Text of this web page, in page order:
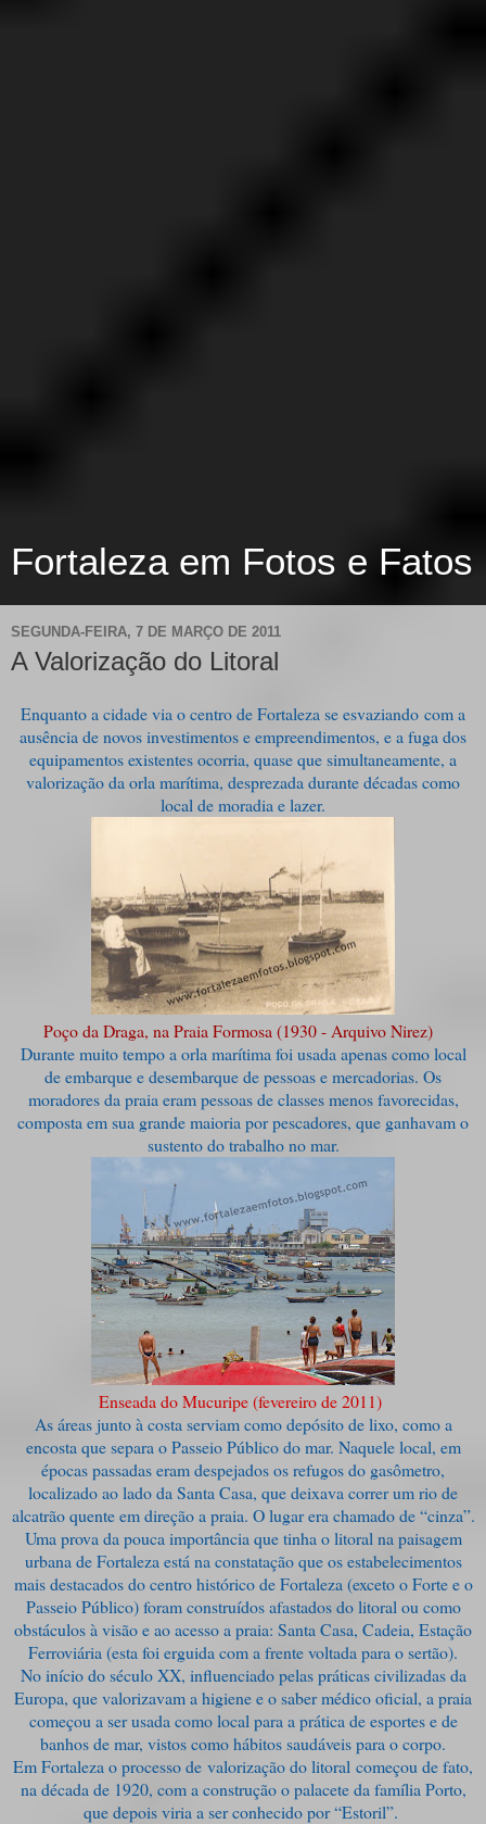
Fortaleza em Fotos e Fatos
SEGUNDA-FEIRA, 7 DE MARÇO DE 2011
A Valorização do Litoral
Enquanto a cidade via o centro de Fortaleza se esvaziando com a
ausência de novos investimentos e empreendimentos, e a fuga dos
equipamentos existentes ocorria, quase que simultaneamente, a
valorização da orla marítima, desprezada durante décadas como
local de moradia e lazer.
Poço da Draga, na Praia Formosa (1930 - Arquivo Nirez)
Durante muito tempo a orla marítima foi usada apenas como local
de embarque e desembarque de pessoas e mercadorias. Os
moradores da praia eram pessoas de classes menos favorecidas,
composta em sua grande maioria por pescadores, que ganhavam o
sustento do trabalho no mar.
Enseada do Mucuripe (fevereiro de 2011)
As áreas junto à costa serviam como depósito de lixo, como a
encosta que separa o Passeio Público do mar. Naquele local, em
épocas passadas eram despejados os refugos do gasômetro,
localizado ao lado da Santa Casa, que deixava correr um rio de
alcatrão quente em direção a praia. O lugar era chamado de “cinza”.
Uma prova da pouca importância que tinha o litoral na paisagem
urbana de Fortaleza está na constatação que os estabelecimentos
mais destacados do centro histórico de Fortaleza (exceto o Forte e o
Passeio Público) foram construídos afastados do litoral ou como
obstáculos à visão e ao acesso a praia: Santa Casa, Cadeia, Estação
Ferroviária (esta foi erguida com a frente voltada para o sertão).
No início do século XX, influenciado pelas práticas civilizadas da
Europa, que valorizavam a higiene e o saber médico oficial, a praia
começou a ser usada como local para a prática de esportes e de
banhos de mar, vistos como hábitos saudáveis para o corpo.
Em Fortaleza o processo de valorização do litoral começou de fato,
na década de 1920, com a construção o palacete da família Porto,
que depois viria a ser conhecido por “Estoril”.